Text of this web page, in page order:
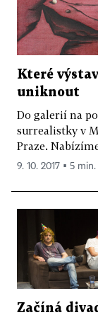
Které
uniknout
Do galerií na
surrealistky v
Praze.
9. 10. 2017 ▪ 5
Začíná